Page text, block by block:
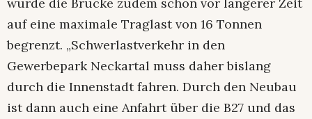
auf eine maximale Traglast von 16 Tonnen
begrenzt. „Schwerlastverkehr in den
Gewerbepark Neckartal muss daher bislang
durch die Innenstadt fahren. Durch den Neubau
ist dann auch eine Anfahrt über die B27 und das